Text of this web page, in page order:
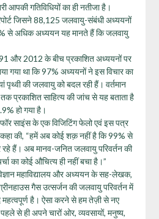
आपकी गतिविधियों का ही नतीजा है।
जिसने 88,125 जलवायु-संबंधी अध्ययनों
से अधिक अध्ययन यह मानते हैं कि जलवायु
और 2012 के बीच प्रकाशित अध्ययनों पर
गया था कि 97% अध्ययनों ने इस विचार का
पृथ्वी की जलवायु को बदल रही हैं। वर्तमान
प्रकाशित साहित्य की जांच से यह बताता है
हो गया है।
फॉर साइंस के एक विजिटिंग फेलो एवं इस पत्र
की, “हमें अब कोई शक़ नहीं है कि 99% से
हैं। अब मानव-जनित जलवायु परिवर्तन की
का कोई औचित्य ही नहीं बचा है।”
महाविद्यालय और अध्ययन के सह-लेखक,
गैस उत्सर्जन की जलवायु परिवर्तन में
महत्वपूर्ण है। ऐसा करने से हम तेज़ी से नए
से ही अपने चारों ओर, व्यवसायों, मनुष्य,